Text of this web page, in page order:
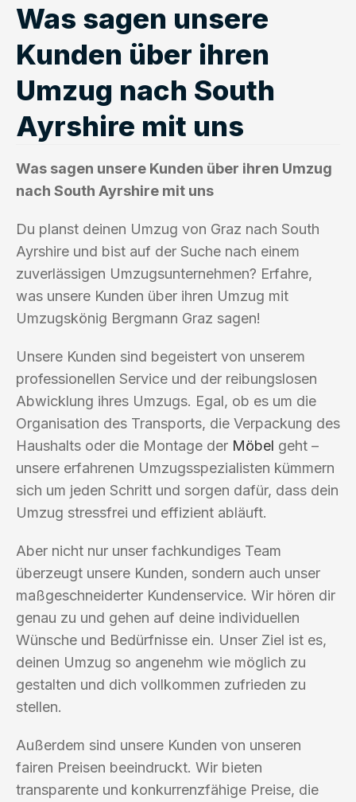
Was sagen unsere
Kunden über ihren
Umzug nach South
Ayrshire mit uns
Was sagen unsere Kunden über ihren Umzug
nach South Ayrshire mit uns
Du planst deinen Umzug von Graz nach South
Ayrshire und bist auf der Suche nach einem
zuverlässigen Umzugsunternehmen? Erfahre,
was unsere Kunden über ihren Umzug mit
Umzugskönig Bergmann Graz sagen!
Unsere Kunden sind begeistert von unserem
professionellen Service und der reibungslosen
Abwicklung ihres Umzugs. Egal, ob es um die
Organisation des Transports, die Verpackung des
Haushalts oder die Montage der Möbel geht –
unsere erfahrenen Umzugsspezialisten kümmern
sich um jeden Schritt und sorgen dafür, dass dein
Umzug stressfrei und effizient abläuft.
Aber nicht nur unser fachkundiges Team
überzeugt unsere Kunden, sondern auch unser
maßgeschneiderter Kundenservice. Wir hören dir
genau zu und gehen auf deine individuellen
Wünsche und Bedürfnisse ein. Unser Ziel ist es,
deinen Umzug so angenehm wie möglich zu
gestalten und dich vollkommen zufrieden zu
stellen.
Außerdem sind unsere Kunden von unseren
fairen Preisen beeindruckt. Wir bieten
transparente und konkurrenzfähige Preise, die